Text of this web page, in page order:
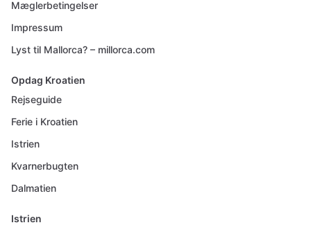
Mæglerbetingelser
Impressum
Lyst til Mallorca? – millorca.com
Opdag Kroatien
Rejseguide
Ferie i Kroatien
Istrien
Kvarnerbugten
Dalmatien
Istrien